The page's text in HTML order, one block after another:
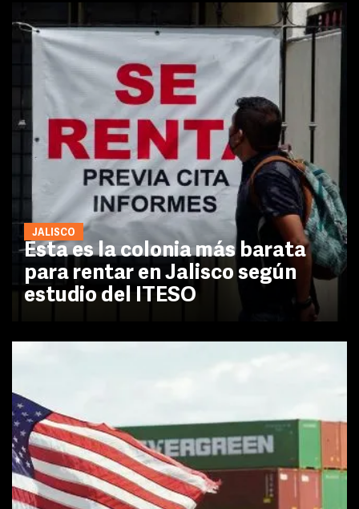
JALISCO
Esta es la colonia más barata
para rentar en Jalisco según
estudio del ITESO